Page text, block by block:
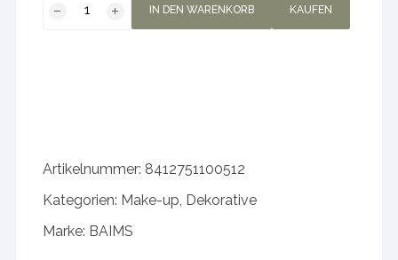
100%
Menge
IN DEN WARENKORB KAUFEN
Artikelnummer: 8412751100512
Kategorien: Make-up Dekorative
Marke: BAIMS